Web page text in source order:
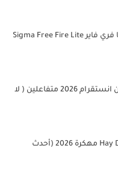
تحميل لعبة سيجما فري فاير Sigma Free Fire Lite
برنامج زيادة متابعين انستقرام 2026 متفاعلين ( لا
تحميل هاي داي Hay Day مهكرة 2026 (أحدث